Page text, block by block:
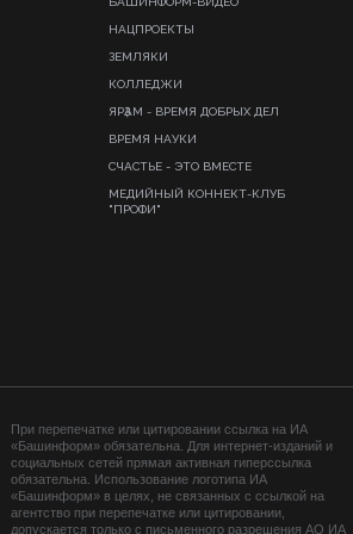
НАЦПРОЕКТЫ
ЗЕМЛЯКИ
КОЛЛЕДЖИ
ЯРҘАМ - ВРЕМЯ ДОБРЫХ ДЕЛ
ВРЕМЯ НАУКИ
СЧАСТЬЕ - ЭТО ВМЕСТЕ
МЕДИЙНЫЙ КОННЕКТ-КЛУБ
"ПРОФИ"
При перепечатке или цитировании ссылка на ИА
«Башинформ» обязательна. Для интернет-изданий и
социальных сетей прямая активная гиперссылка
обязательна. Использование логотипа ИА
«Башинформ» в целях, не связанных с ссылкой на
агентство при перепечатке или цитировании,
допускается только с письменного разрешения АО ИА